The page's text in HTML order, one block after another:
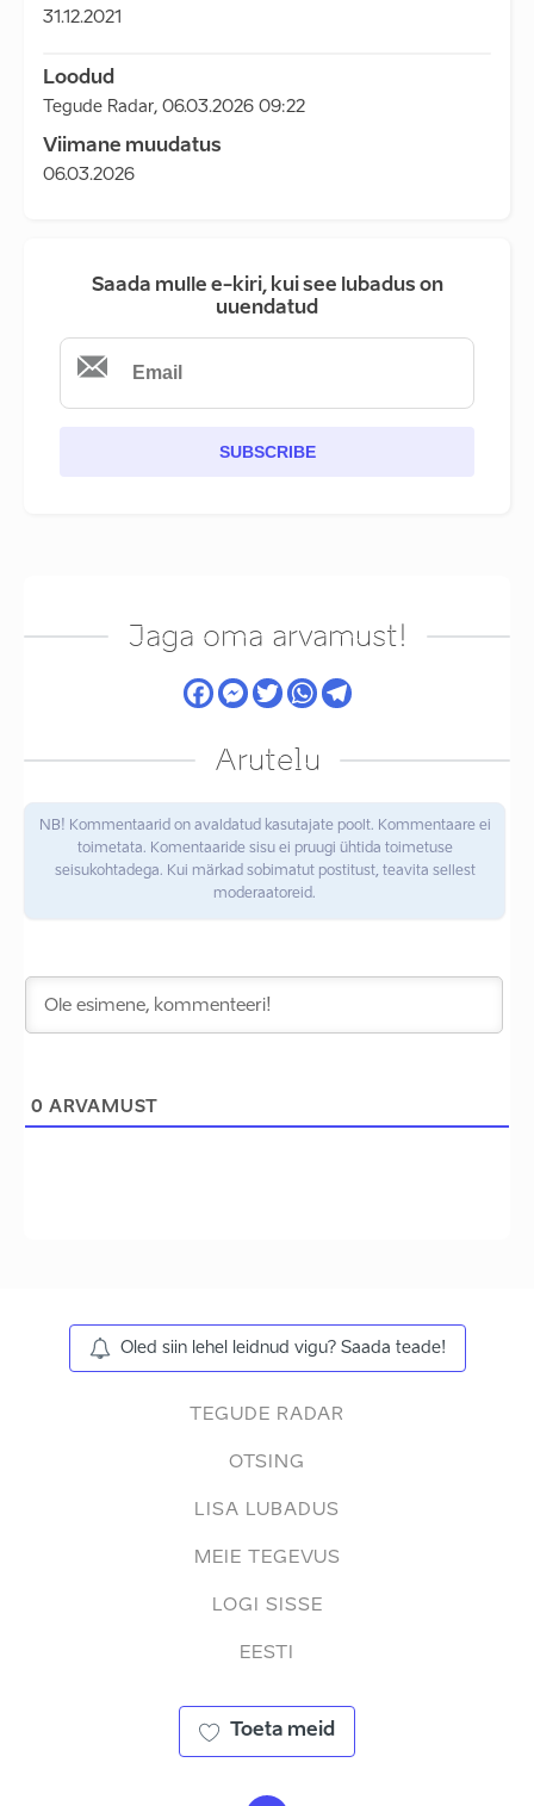
31.12.2021
Loodud
Tegude Radar, 06.03.2026 09:22
Viimane muudatus
06.03.2026
Saada mulle e-kiri, kui see lubadus on
uuendatud
SUBSCRIBE
Jaga oma arvamust!
Arutelu
NB! Kommentaarid on avaldatud kasutajate poolt. Kommentaare ei
toimetata. Komentaaride sisu ei pruugi ühtida toimetuse
seisukohtadega. Kui märkad sobimatut postitust, teavita sellest
moderaatoreid.
0 ARVAMUST
Oled siin lehel leidnud vigu? Saada teade!
TEGUDE RADAR
OTSING
LISA LUBADUS
MEIE TEGEVUS
LOGI SISSE
EESTI
Toeta meid